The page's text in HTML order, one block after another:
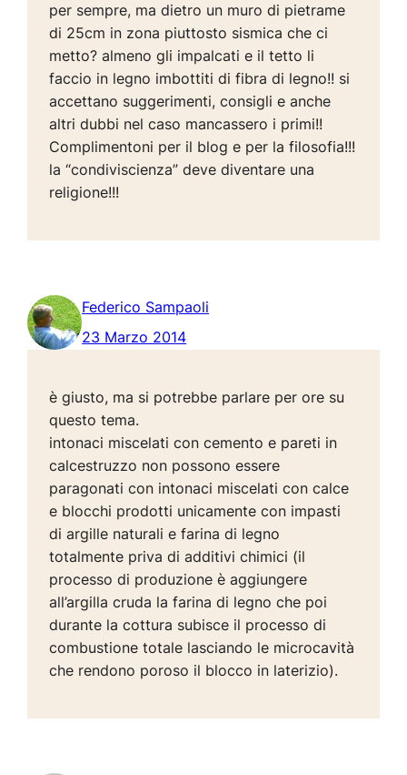
per sempre, ma dietro un muro di pietrame
di 25cm in zona piuttosto sismica che ci
metto? almeno gli impalcati e il tetto li
faccio in legno imbottiti di fibra di legno!! si
accettano suggerimenti, consigli e anche
altri dubbi nel caso mancassero i primi!!
Complimentoni per il blog e per la filosofia!!!
la “condiviscienza” deve diventare una
religione!!!
Federico Sampaoli
23 Marzo 2014
è giusto, ma si potrebbe parlare per ore su
questo tema.
intonaci miscelati con cemento e pareti in
calcestruzzo non possono essere
paragonati con intonaci miscelati con calce
e blocchi prodotti unicamente con impasti
di argille naturali e farina di legno
totalmente priva di additivi chimici (il
processo di produzione è aggiungere
all’argilla cruda la farina di legno che poi
durante la cottura subisce il processo di
combustione totale lasciando le microcavità
che rendono poroso il blocco in laterizio).